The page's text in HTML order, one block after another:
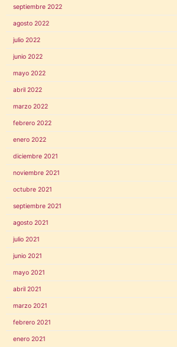
septiembre 2022
agosto 2022
julio 2022
junio 2022
mayo 2022
abril 2022
marzo 2022
febrero 2022
enero 2022
diciembre 2021
noviembre 2021
octubre 2021
septiembre 2021
agosto 2021
julio 2021
junio 2021
mayo 2021
abril 2021
marzo 2021
febrero 2021
enero 2021